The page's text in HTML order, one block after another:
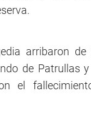
arribaron de
de Patrullas
el